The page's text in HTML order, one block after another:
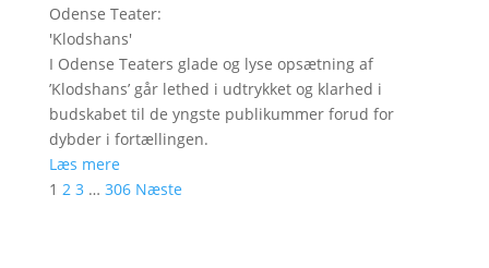
Odense Teater:
'Klodshans'
I Odense Teaters glade og lyse opsætning af
’Klodshans’ går lethed i udtrykket og klarhed i
budskabet til de yngste publikummer forud for
dybder i fortællingen.
Læs mere
1 2 3 … 306 Næste